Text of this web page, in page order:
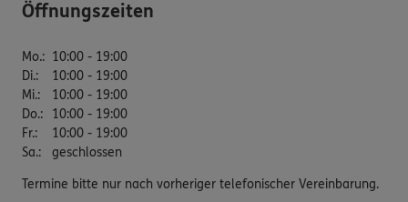
Öffnungszeiten
Mo.: 10:00 - 19:00
Di.:
10:00 - 19:00
Mi.:
10:00 - 19:00
Do.:
10:00 - 19:00
Fr.:
10:00 - 19:00
Sa.: geschlossen
Termine bitte nur nach vorheriger telefonischer Vereinbarung.